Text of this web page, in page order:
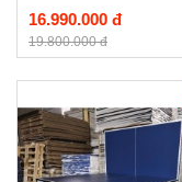
16.990.000 đ
19.800.000 đ